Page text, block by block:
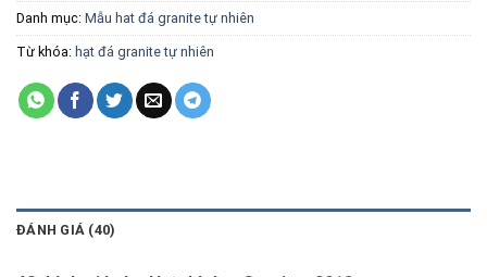
Danh mục: Mẫu hat đá granite tự nhiên
Từ khóa: hạt đá granite tự nhiên
ĐÁNH GIÁ (40)